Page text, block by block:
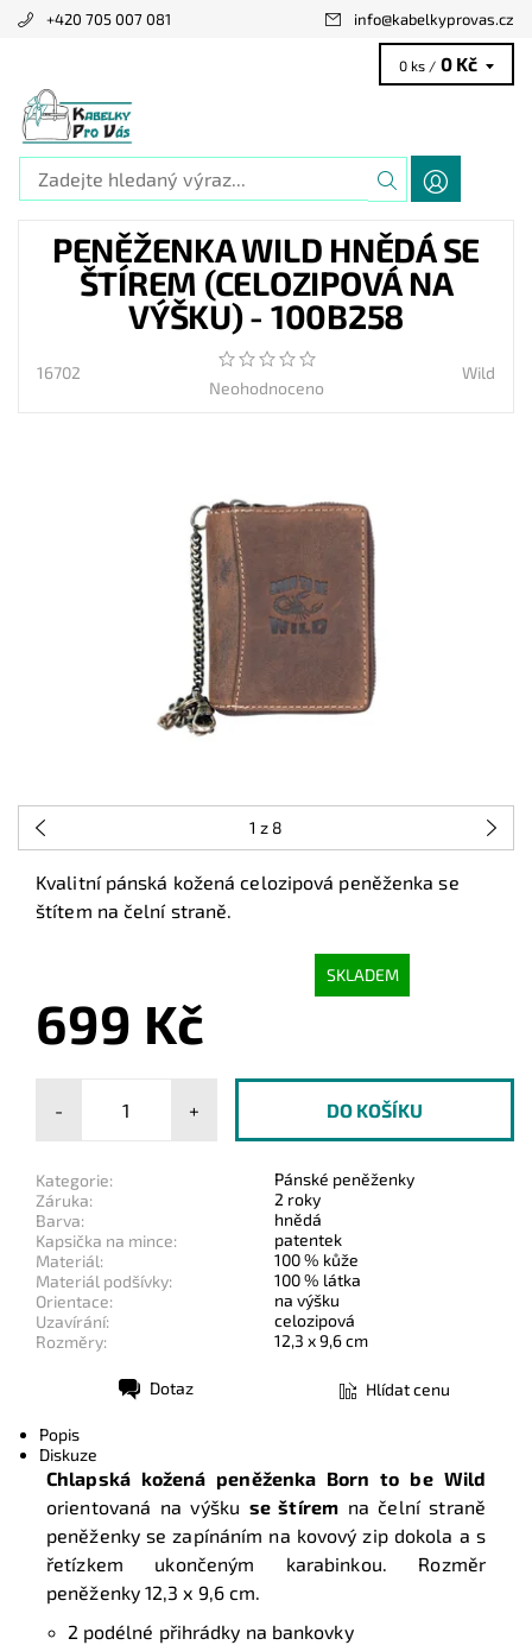
+420 705 007 081 info@kabelkyprovas.cz
0 ks / 0 Kč
PENĚŽENKA WILD HNĚDÁ SE
ŠTÍREM (CELOZIPOVÁ NA
VÝŠKU) - 100B258
16702
Neohodnoceno
Wild
1 z 8
Kvalitní pánská kožená celozipová peněženka se
štítem na čelní straně.
SKLADEM
699 Kč
- +
Kategorie:
Pánské peněženky
Záruka:
2 roky
Barva:
hnědá
Kapsička na mince:
patentek
Materiál:
100 % kůže
Materiál podšívky:
100 % látka
Orientace:
na výšku
Uzavírání:
celozipová
Rozměry:
12,3 x 9,6 cm
Dotaz Hlídat cenu
Popis
Diskuze
Chlapská kožená peněženka Born to be Wild
orientovaná na výšku se štíremna čelní straně
peněženky se zapínáním na kovový zip dokola a s
řetízkem ukončeným karabinkou. Rozměr
peněženky 12,3 x 9,6 cm.
2 podélné přihrádky na bankovky